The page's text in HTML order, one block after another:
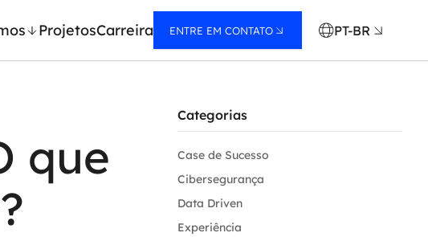
ProjetosCarreira ENTRE EM CONTATO PT-BR
que
Categorias
Case de Sucesso
Cibersegurança
Data Driven
Experiência